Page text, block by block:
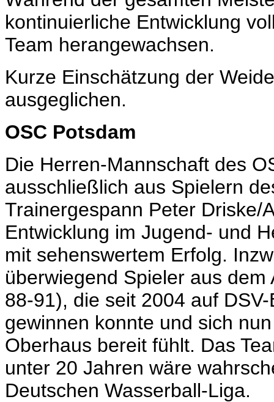
kontinuierliche Entwicklung
Team herangewachsen.
Kurze Einschätzung der
ausgeglichen.
OSC Potsdam
Die Herren-Mannschaft des
ausschließlich aus Spielern
Trainergespann Peter Driske/
Entwicklung im Jugend- und
mit sehenswertem Erfolg.
überwiegend Spieler aus
88-91), die seit 2004 auf
gewinnen konnte und sich
Oberhaus bereit fühlt. Das
unter 20 Jahren wäre
Deutschen Wasserball-Liga.